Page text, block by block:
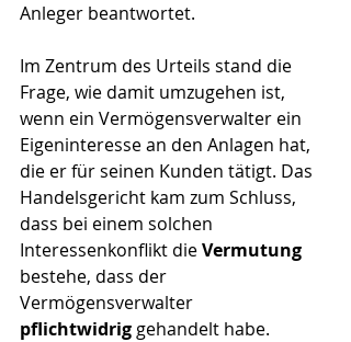
Anleger beantwortet.
Im Zentrum des Urteils stand die
Frage, wie damit umzugehen ist,
wenn ein Vermögensverwalter ein
Eigeninteresse an den Anlagen hat,
die er für seinen Kunden tätigt. Das
Handelsgericht kam zum Schluss,
dass bei einem solchen
Interessenkonflikt die Vermutung
bestehe, dass der
Vermögensverwalter
pflichtwidrig gehandelt habe.